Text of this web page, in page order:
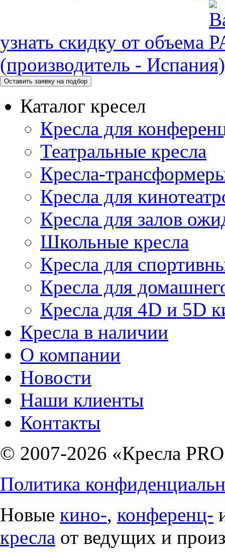
узнать скидку от объема
(производитель - Испания)
Каталог кресел
Кресла для
Театральные кресла
Кресла-
Кресла для
Кресла для залов
Школьные кресла
Кресла для
Кресла для
Кресла для 4D и 5D
Кресла в наличии
О компании
Новости
Наши клиенты
Контакты
© 2007-2026 «Кресла
Политика
Новые кино-, конференц-
кресла от ведущих и